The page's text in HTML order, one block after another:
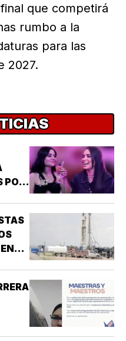
que competirá
rumbo a la
para las
2027.
POR